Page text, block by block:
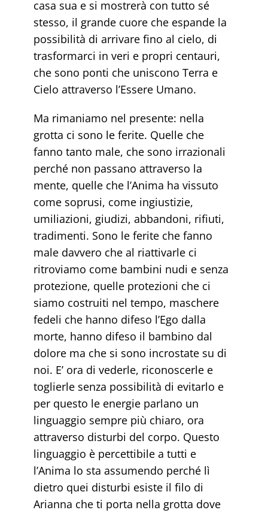
casa sua e si mostrerà con tutto sé
stesso, il grande cuore che espande la
possibilità di arrivare fino al cielo, di
trasformarci in veri e propri centauri,
che sono ponti che uniscono Terra e
Cielo attraverso l’Essere Umano.
Ma rimaniamo nel presente: nella
grotta ci sono le ferite. Quelle che
fanno tanto male, che sono irrazionali
perché non passano attraverso la
mente, quelle che l’Anima ha vissuto
come soprusi, come ingiustizie,
umiliazioni, giudizi, abbandoni, rifiuti,
tradimenti. Sono le ferite che fanno
male davvero che al riattivarle ci
ritroviamo come bambini nudi e senza
protezione, quelle protezioni che ci
siamo costruiti nel tempo, maschere
fedeli che hanno difeso l’Ego dalla
morte, hanno difeso il bambino dal
dolore ma che si sono incrostate su di
noi. E’ ora di vederle, riconoscerle e
toglierle senza possibilità di evitarlo e
per questo le energie parlano un
linguaggio sempre più chiaro, ora
attraverso disturbi del corpo. Questo
linguaggio è percettibile a tutti e
l’Anima lo sta assumendo perché lì
dietro quei disturbi esiste il filo di
Arianna che ti porta nella grotta dove